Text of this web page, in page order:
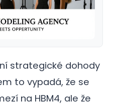
strategické dohody
to vypadá, že se
na HBM4, ale že